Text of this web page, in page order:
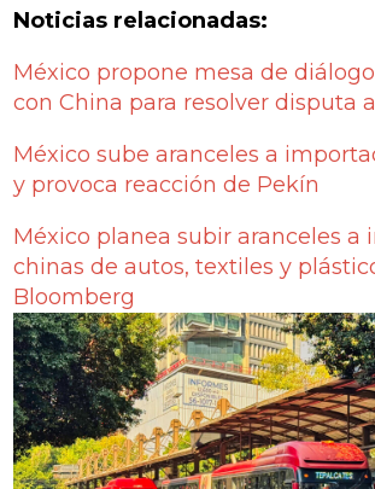
Noticias relacionadas:
México propone mesa de
con China para resolver disputa
México sube aranceles a
y provoca reacción de Pekín
México planea subir aranceles a
chinas de autos, textiles y
Bloomberg